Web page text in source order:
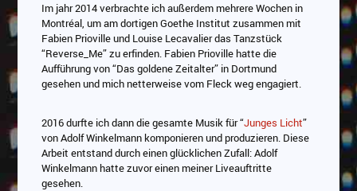
Im jahr 2014 verbrachte ich außerdem mehrere Wochen in
Montréal, um am dortigen Goethe Institut zusammen mit
Fabien Prioville und Louise Lecavalier das Tanzstück
“Reverse_Me” zu erfinden. Fabien Prioville hatte die
Aufführung von “Das goldene Zeitalter” in Dortmund
gesehen und mich netterweise vom Fleck weg engagiert.
2016 durfte ich dann die gesamte Musik für “Junges Licht”
von Adolf Winkelmann komponieren und produzieren. Diese
Arbeit entstand durch einen glücklichen Zufall: Adolf
Winkelmann hatte zuvor einen meiner Liveauftritte
gesehen.